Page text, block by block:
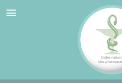
Aller au menu
Aller au contenu
Aller en bas de page
Panneau de gestion des cookies